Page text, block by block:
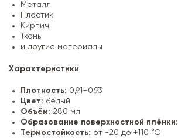
Металл
Пластик
Кирпич
Ткань
и другие материалы
Характеристики
Плотность: 0,91–0,93
Цвет: белый
Объём: 280 мл
Образование поверхностной плёнки:
Термостойкость: от -20 до +110 °С